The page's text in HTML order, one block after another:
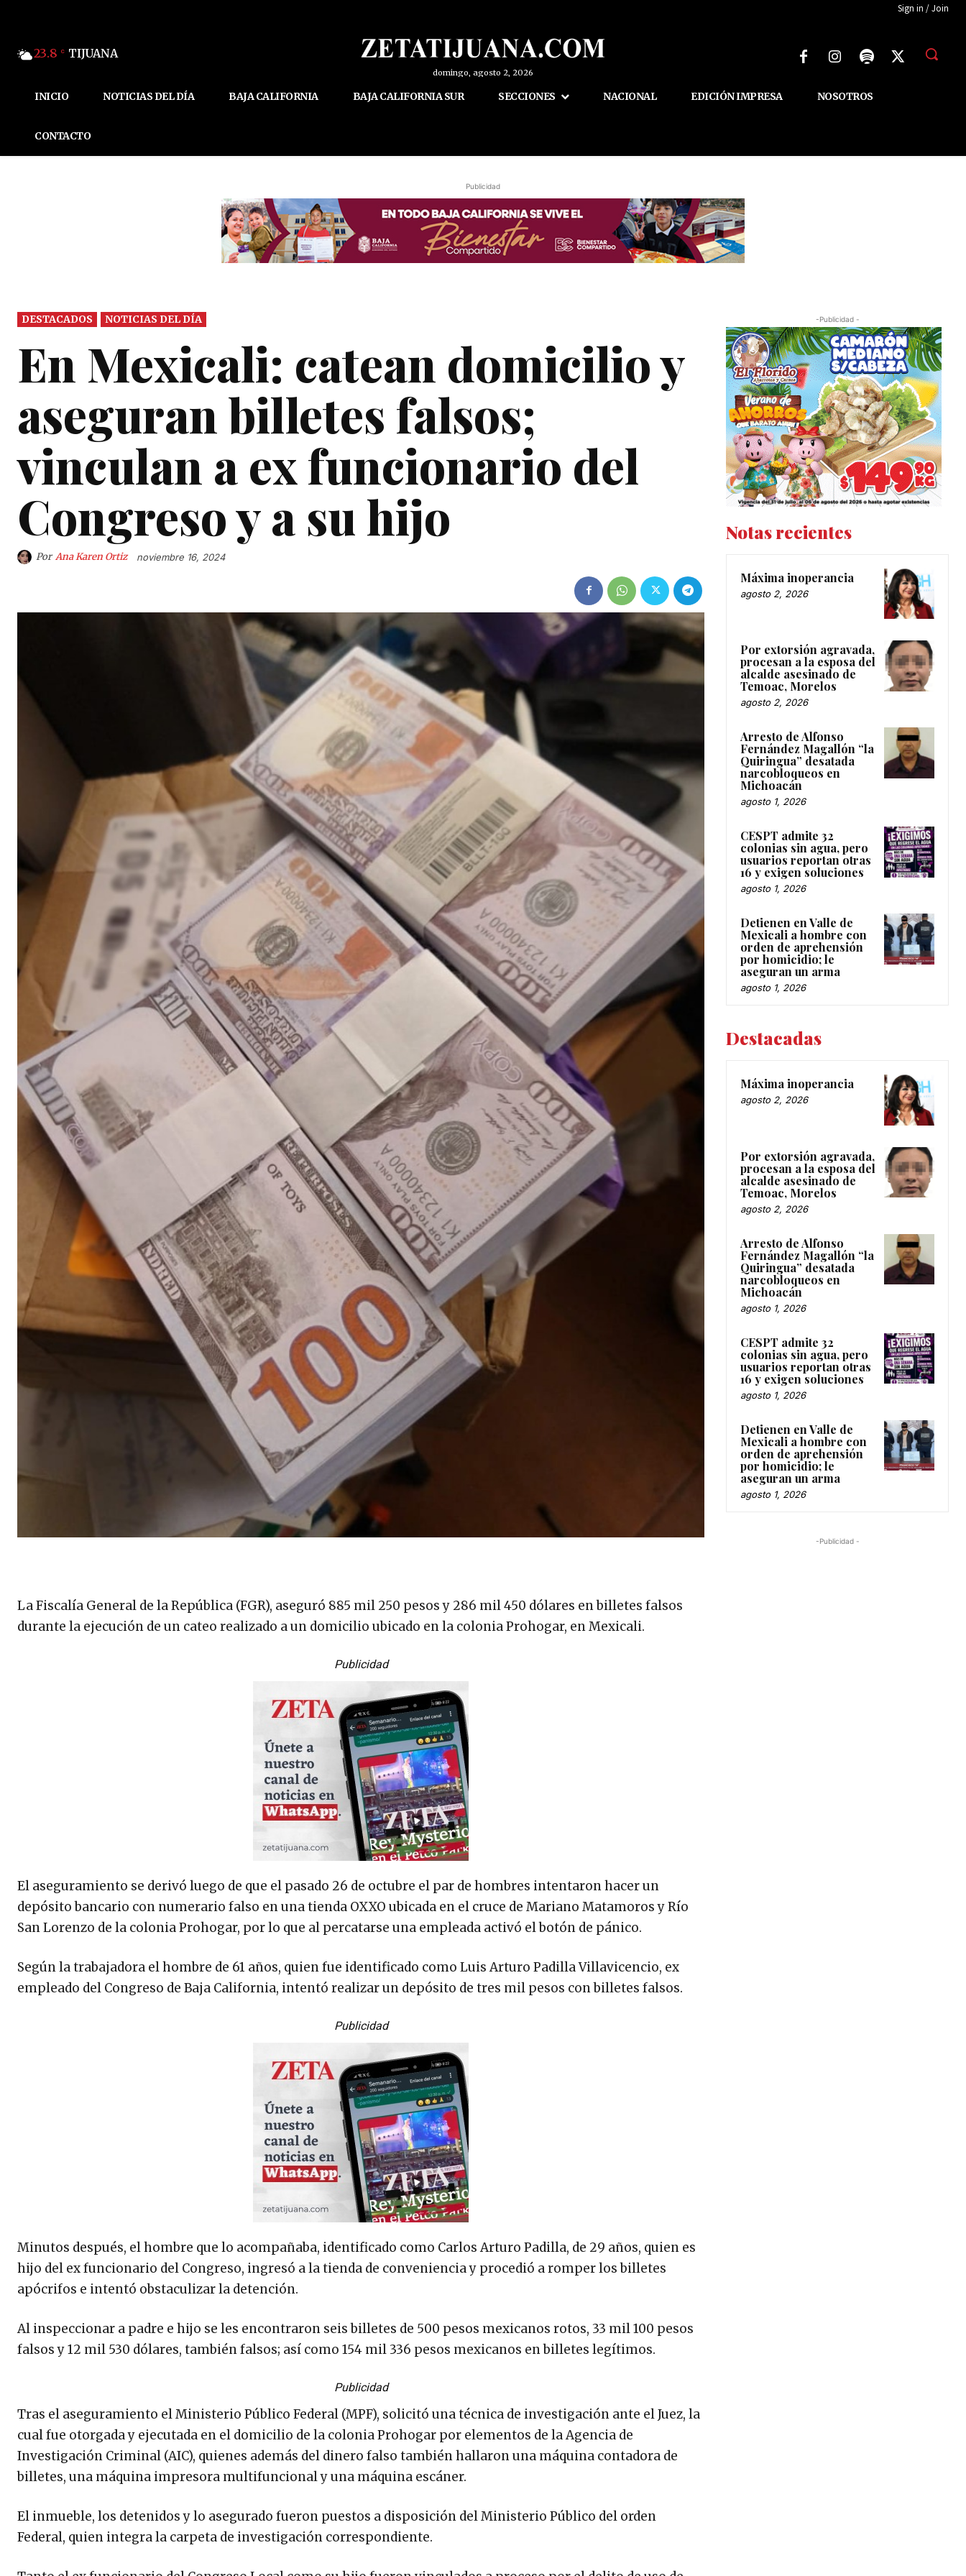
Sign in / Join
23.8 C TIJUANA
domingo, agosto 2, 2026
INICIO NOTICIAS DEL DÍA BAJA CALIFORNIA BAJA CALIFORNIA SUR SECCIONES NACIONAL EDICIÓN IMPRESA NOSOTROS
CONTACTO
Publicidad
DESTACADOS NOTICIAS DEL DÍA
En Mexicali: catean domicilio y
aseguran billetes falsos;
vinculan a ex funcionario del
Congreso y a su hijo
Por Ana Karen Ortiz noviembre 16, 2024
La Fiscalía General de la República (FGR), aseguró 885 mil 250 pesos y 286 mil 450 dólares en billetes falsos
durante la ejecución de un cateo realizado a un domicilio ubicado en la colonia Prohogar, en Mexicali.
Publicidad
El aseguramiento se derivó luego de que el pasado 26 de octubre el par de hombres intentaron hacer un
depósito bancario con numerario falso en una tienda OXXO ubicada en el cruce de Mariano Matamoros y Río
San Lorenzo de la colonia Prohogar, por lo que al percatarse una empleada activó el botón de pánico.
Según la trabajadora el hombre de 61 años, quien fue identificado como Luis Arturo Padilla Villavicencio, ex
empleado del Congreso de Baja California, intentó realizar un depósito de tres mil pesos con billetes falsos.
Publicidad
Minutos después, el hombre que lo acompañaba, identificado como Carlos Arturo Padilla, de 29 años, quien es
hijo del ex funcionario del Congreso, ingresó a la tienda de conveniencia y procedió a romper los billetes
apócrifos e intentó obstaculizar la detención.
Al inspeccionar a padre e hijo se les encontraron seis billetes de 500 pesos mexicanos rotos, 33 mil 100 pesos
falsos y 12 mil 530 dólares, también falsos; así como 154 mil 336 pesos mexicanos en billetes legítimos.
Publicidad
Tras el aseguramiento el Ministerio Público Federal (MPF), solicitó una técnica de investigación ante el Juez, la
cual fue otorgada y ejecutada en el domicilio de la colonia Prohogar por elementos de la Agencia de
Investigación Criminal (AIC), quienes además del dinero falso también hallaron una máquina contadora de
billetes, una máquina impresora multifuncional y una máquina escáner.
El inmueble, los detenidos y lo asegurado fueron puestos a disposición del Ministerio Público del orden
Federal, quien integra la carpeta de investigación correspondiente.
-Publicidad -
Notas recientes
Máxima inoperancia
agosto 2, 2026
Por extorsión agravada,
procesan a la esposa del
alcalde asesinado de
Temoac, Morelos
agosto 2, 2026
Arresto de Alfonso
Fernández Magallón “la
Quiringua” desatada
narcobloqueos en
Michoacán
agosto 1, 2026
CESPT admite 32
colonias sin agua, pero
usuarios reportan otras
16 y exigen soluciones
agosto 1, 2026
Detienen en Valle de
Mexicali a hombre con
orden de aprehensión
por homicidio; le
aseguran un arma
agosto 1, 2026
Destacadas
Máxima inoperancia
agosto 2, 2026
Por extorsión agravada,
procesan a la esposa del
alcalde asesinado de
Temoac, Morelos
agosto 2, 2026
Arresto de Alfonso
Fernández Magallón “la
Quiringua” desatada
narcobloqueos en
Michoacán
agosto 1, 2026
CESPT admite 32
colonias sin agua, pero
usuarios reportan otras
16 y exigen soluciones
agosto 1, 2026
Detienen en Valle de
Mexicali a hombre con
orden de aprehensión
por homicidio; le
aseguran un arma
agosto 1, 2026
-Publicidad -